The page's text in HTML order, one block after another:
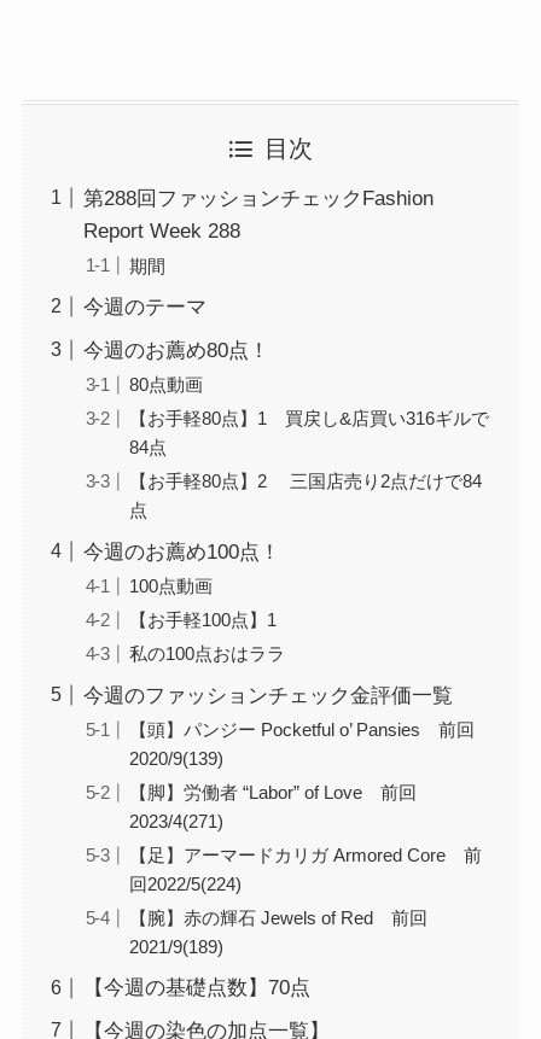
目次
第288回ファッションチェックFashion
Report Week 288
期間
今週のテーマ
今週のお薦め80点！
80点動画
【お手軽80点】1 買戻し&店買い316ギルで
84点
【お手軽80点】2 三国店売り2点だけで84
点
今週のお薦め100点！
100点動画
【お手軽100点】1
私の100点おはララ
今週のファッションチェック金評価一覧
【頭】パンジー Pocketful o’ Pansies 前回
2020/9(139)
【脚】労働者 “Labor” of Love 前回
2023/4(271)
【足】アーマードカリガ Armored Core 前
回2022/5(224)
【腕】赤の輝石 Jewels of Red 前回
2021/9(189)
【今週の基礎点数】70点
【今週の染色の加点一覧】